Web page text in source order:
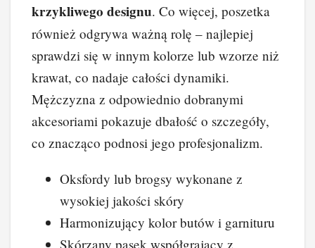
krzykliwego designu. Co więcej, poszetka
również odgrywa ważną rolę – najlepiej
sprawdzi się w innym kolorze lub wzorze niż
krawat, co nadaje całości dynamiki.
Mężczyzna z odpowiednio dobranymi
akcesoriami pokazuje dbałość o szczegóły,
co znacząco podnosi jego profesjonalizm.
Oksfordy lub brogsy wykonane z
wysokiej jakości skóry
Harmonizujący kolor butów i garnituru
Skórzany pasek współgrający z